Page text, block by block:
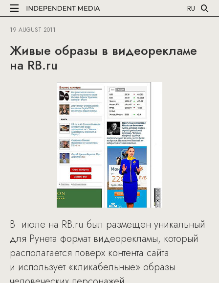
RU
19 AUGUST 2011
Живые образы в видеорекламе
на RB.ru
В июле на RB.ru был размещен уникальный
для Рунета формат видеорекламы, который
располагается поверх контента сайта
и использует «кликабельные» образы